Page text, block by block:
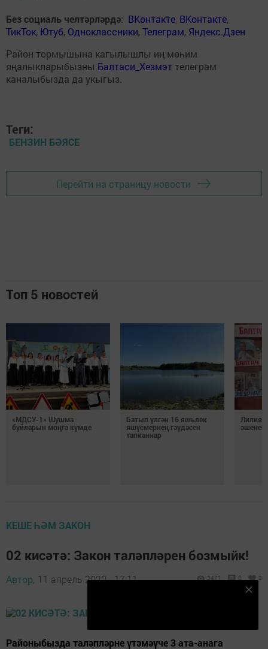
Без социаль челтәрләрдә: ВКонтакте, ВКонтакте,
ТикТок, Ютуб, Одноклассники,Телеграм, Яндекс.Дзен
Район тормышына кагылышлы иң мөһим
яңалыкларыбызны Балтаси_Хезмэт телеграм
каналыбызда да укыгыз.
Теги:
БЕНЗИН БӘЯСЕ
Перейти на страницу новости
Топ 5 новостей
«МДСУ-1» Шушма
буйларын моңга күмде
Батып үлгән 16 яшьлек
яшүсмернең гәүдәсен
тапканнар
Лилия
эшенең
КЕШЕ ҺӘМ ЗАКОН
02 кисәтә: Закон таләпләрен бозмыйк!
Автор, 11 апрель 2020 - 17:11 3471 0 2
Районыбызда таләпләрне үтәмәүче 3 ата-анага